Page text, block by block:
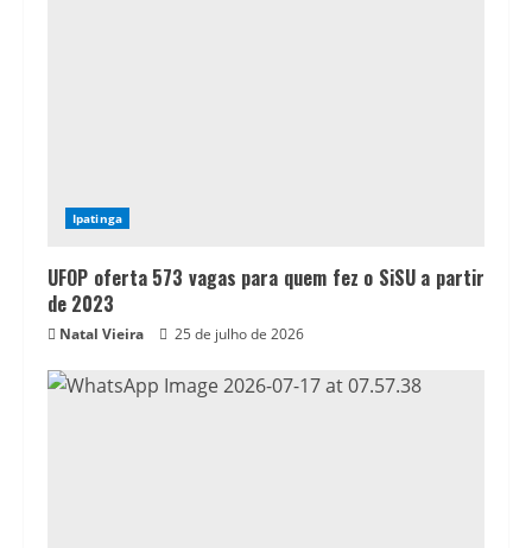
Ipatinga
UFOP oferta 573 vagas para quem fez o SiSU a partir
de 2023
Natal Vieira 25 de julho de 2026